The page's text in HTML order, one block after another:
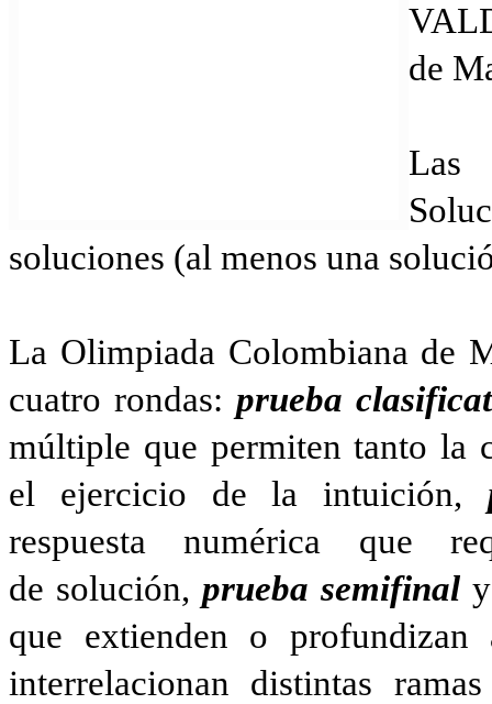
de
Las
soluciones (al menos una
La Olimpiada Colombiana de
cuatro rondas:prueba
múltiple que permiten tanto la
el ejercicio de la intuición,
respuesta numérica que
de solución,prueba semifinal
que extienden o profundizan
interrelacionan distintas